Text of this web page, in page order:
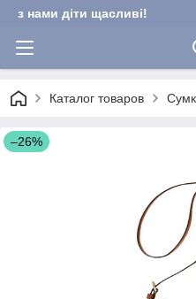
з нами діти щасливі!
Каталог товаров
–26%